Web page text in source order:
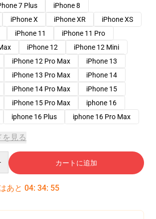
7 Plus
iPhone 8
iPhone X iPhone XR
iPhone XS
iPhone 11
iPhone 11 Pro
iPhone 12
iPhone 12 Mini
iPhone 12 Pro Max
iPhone 13
iPhone 13 Pro Max
iPhone 14
iPhone 14 Pro Max
iPhone 15
iPhone 15 Pro Max
iphone 16
iphone 16 Plus iphone 16 Pro Max
を見る
カートに追加
あと 04: 34: 54